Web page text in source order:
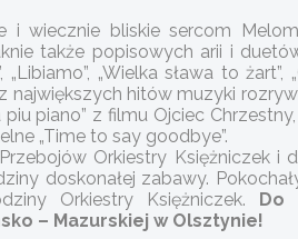
i wiecznie bliskie sercom
także popisowych arii i
„Wielka sława to żart”,
największych hitów muzyki
piano” z filmu Ojciec Chrzestny,
„Time to say goodbye”.
Orkiestry Księżniczek i
doskonałej zabawy.
Orkiestry Księżniczek. Do
– Mazurskiej w Olsztynie!